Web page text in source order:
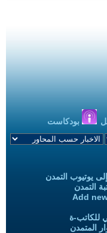
بودكاست
يوتيوب التمدن
التمدن
Add
للكاتب-ة
المتمدن